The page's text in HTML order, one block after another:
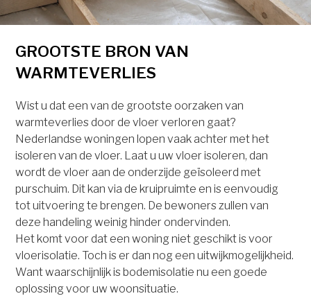
GROOTSTE BRON VAN
WARMTEVERLIES
Wist u dat een van de grootste oorzaken van
warmteverlies door de vloer verloren gaat?
Nederlandse woningen lopen vaak achter met het
isoleren van de vloer. Laat u uw vloer isoleren, dan
wordt de vloer aan de onderzijde geïsoleerd met
purschuim. Dit kan via de kruipruimte en is eenvoudig
tot uitvoering te brengen. De bewoners zullen van
deze handeling weinig hinder ondervinden.
Het komt voor dat een woning niet geschikt is voor
vloerisolatie. Toch is er dan nog een uitwijkmogelijkheid.
Want waarschijnlijk is bodemisolatie nu een goede
oplossing voor uw woonsituatie.